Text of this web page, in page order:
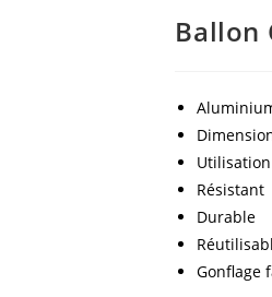
Ballon
Résistant
Durable
Gonflage